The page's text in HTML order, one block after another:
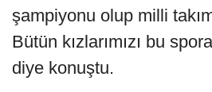
şampiyonu olup milli
Bütün kızlarımızı bu
diye konuştu.